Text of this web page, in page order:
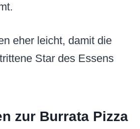
eher leicht, damit die
Star des Essens
zur Burrata Pizza